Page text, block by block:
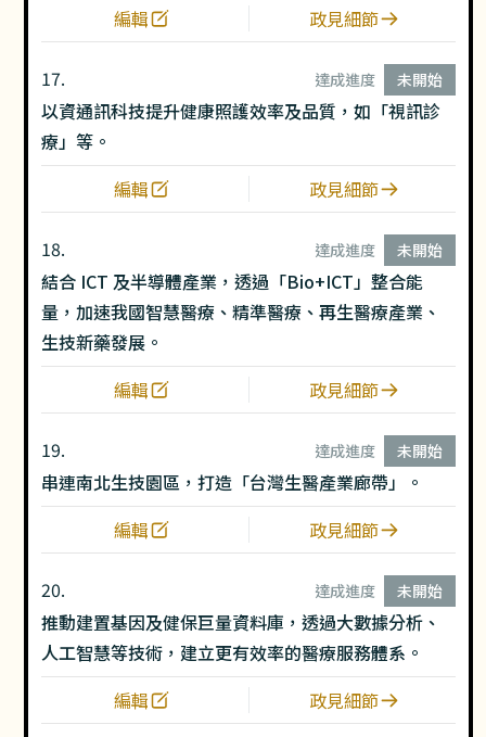
編輯
政見細節
17. 達成進度 未開始
以資通訊科技提升健康照護效率及品質，如「視訊診
療」等。
編輯
政見細節
18. 達成進度 未開始
結合 ICT 及半導體產業，透過「Bio+ICT」整合能
量，加速我國智慧醫療、精準醫療、再生醫療產業、
生技新藥發展。
編輯
政見細節
19. 達成進度 未開始
串連南北生技園區，打造「台灣生醫產業廊帶」。
編輯
政見細節
20. 達成進度 未開始
推動建置基因及健保巨量資料庫，透過大數據分析、
人工智慧等技術，建立更有效率的醫療服務體系。
編輯
政見細節